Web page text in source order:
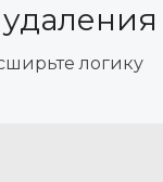
логику